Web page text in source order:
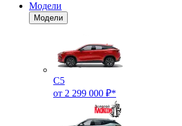
Модели
Модели
C5
от 2 299 000 ₽*